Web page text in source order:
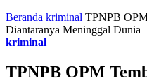
Beranda kriminal TPNPB
Diantaranya Meninggal Dunia
kriminal
TPNPB OPM